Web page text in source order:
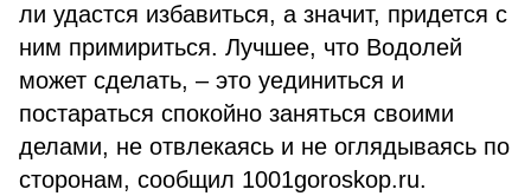
ли удастся избавиться, а значит, придется с
ним примириться. Лучшее, что Водолей
может сделать, – это уединиться и
постараться спокойно заняться своими
делами, не отвлекаясь и не оглядываясь по
сторонам, сообщил 1001goroskop.ru.